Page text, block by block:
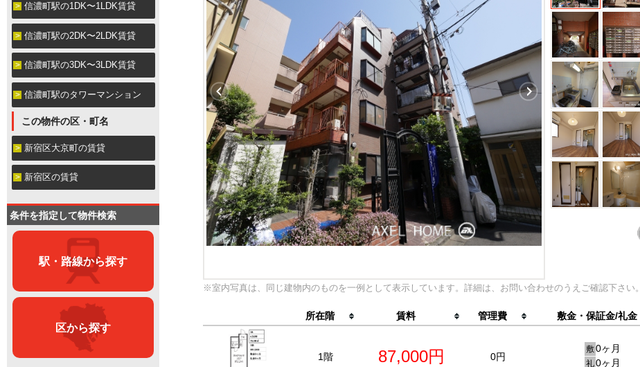
※室内写真は、同じ建物内のものを一例として表示しています。詳細は、お問い合わせのうえご確認下さい。
所在階 賃料 管理費 敷金・保証金/礼金
1階 87,000円 0円
敷0ヶ月
礼0ヶ月
信濃町駅の1DK〜1LDK賃貸
信濃町駅の2DK〜2LDK賃貸
信濃町駅の3DK〜3LDK賃貸
信濃町駅のタワーマンション
この物件の区・町名
新宿区大京町の賃貸
新宿区の賃貸
条件を指定して物件検索
駅・路線から探す
区から探す